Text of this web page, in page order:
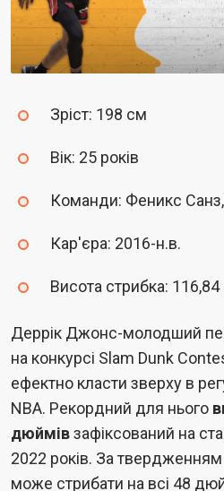
Зріст: 198 см
Вік: 25 років
Команди: Феникс
Кар'єра: 2016-н.в.
Висота стрибка:
Деррік Джонс-молодший
на конкурсі Slam Dunk
ефектно класти зверху в
NBA. Рекордний для нього
дюймівзафіксований на
2022 років. За твердженням
може стрибати на всі 48